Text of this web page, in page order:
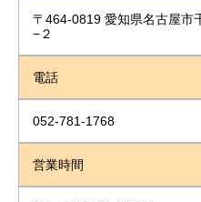
〒464-0819 愛知県名古屋市
−２
電話
052-781-1768
営業時間